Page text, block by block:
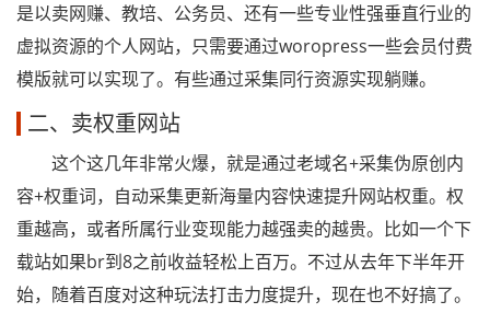
是以卖网赚、教培、公务员、还有一些专业性强垂直行业的
虚拟资源的个人网站，只需要通过woropress一些会员付费
模版就可以实现了。有些通过采集同行资源实现躺赚。
二、卖权重网站
这个这几年非常火爆，就是通过老域名+采集伪原创内
容+权重词，自动采集更新海量内容快速提升网站权重。权
重越高，或者所属行业变现能力越强卖的越贵。比如一个下
载站如果br到8之前收益轻松上百万。不过从去年下半年开
始，随着百度对这种玩法打击力度提升，现在也不好搞了。